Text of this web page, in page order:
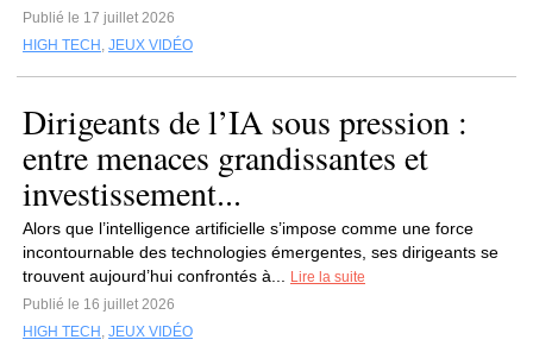
Publié le 17 juillet 2026
HIGH TECH , JEUX VIDÉO
Dirigeants de l’IA sous pression :
entre menaces grandissantes et
investissement...
Alors que l’intelligence artificielle s’impose comme une force
incontournable des technologies émergentes, ses dirigeants se
trouvent aujourd’hui confrontés à...
Lire la suite
Publié le 16 juillet 2026
HIGH TECH , JEUX VIDÉO